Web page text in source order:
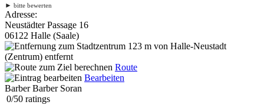
► bitte bewerten
Adresse:
Neustädter Passage 16
06122 Halle (Saale)
123 m von Halle-Neustadt
(Zentrum) entfernt
Route
Bearbeiten
Barber Barber Soran
0/50 ratings